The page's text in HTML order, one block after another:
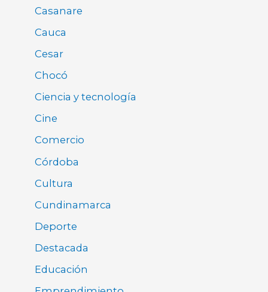
Casanare
Cauca
Cesar
Chocó
Ciencia y tecnología
Cine
Comercio
Córdoba
Cultura
Cundinamarca
Deporte
Destacada
Educación